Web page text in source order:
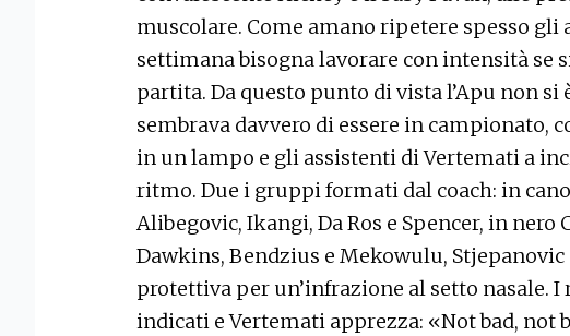
muscolare. Come amano ripetere spesso
settimana bisogna lavorare con intensità se
partita. Da questo punto di vista l’Apu non
sembrava davvero di essere in campionato,
in un lampo e gli assistenti di Vertemati a
ritmo. Due i gruppi formati dal coach: in
Alibegovic, Ikangi, Da Ros e Spencer, in nero
Dawkins, Bendzius e Mekowulu,
protettiva per un’infrazione al setto nasale.
indicati e Vertemati apprezza: «Not bad, not